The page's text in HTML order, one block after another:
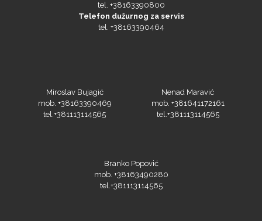
tel. +38163390800
Telefon dužurnog za servis
tel. +38163390464
Miroslav Bujagić
mob. +38163390469
tel.+381113114565
Nenad Maravić
mob. +381641172161
tel.+381113114565
Branko Popović
mob. +38163490280
tel.+381113114565